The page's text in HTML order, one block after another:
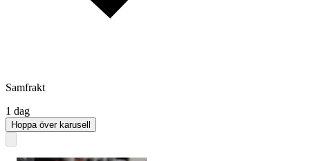
Samfrakt
1 dag
Hoppa över karusell